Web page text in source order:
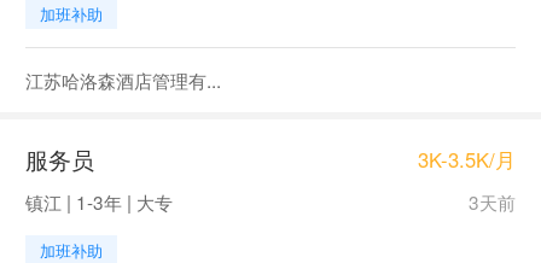
加班补助
江苏哈洛森酒店管理有...
服务员 3K-3.5K/月
镇江 | 1-3年 | 大专 3天前
加班补助